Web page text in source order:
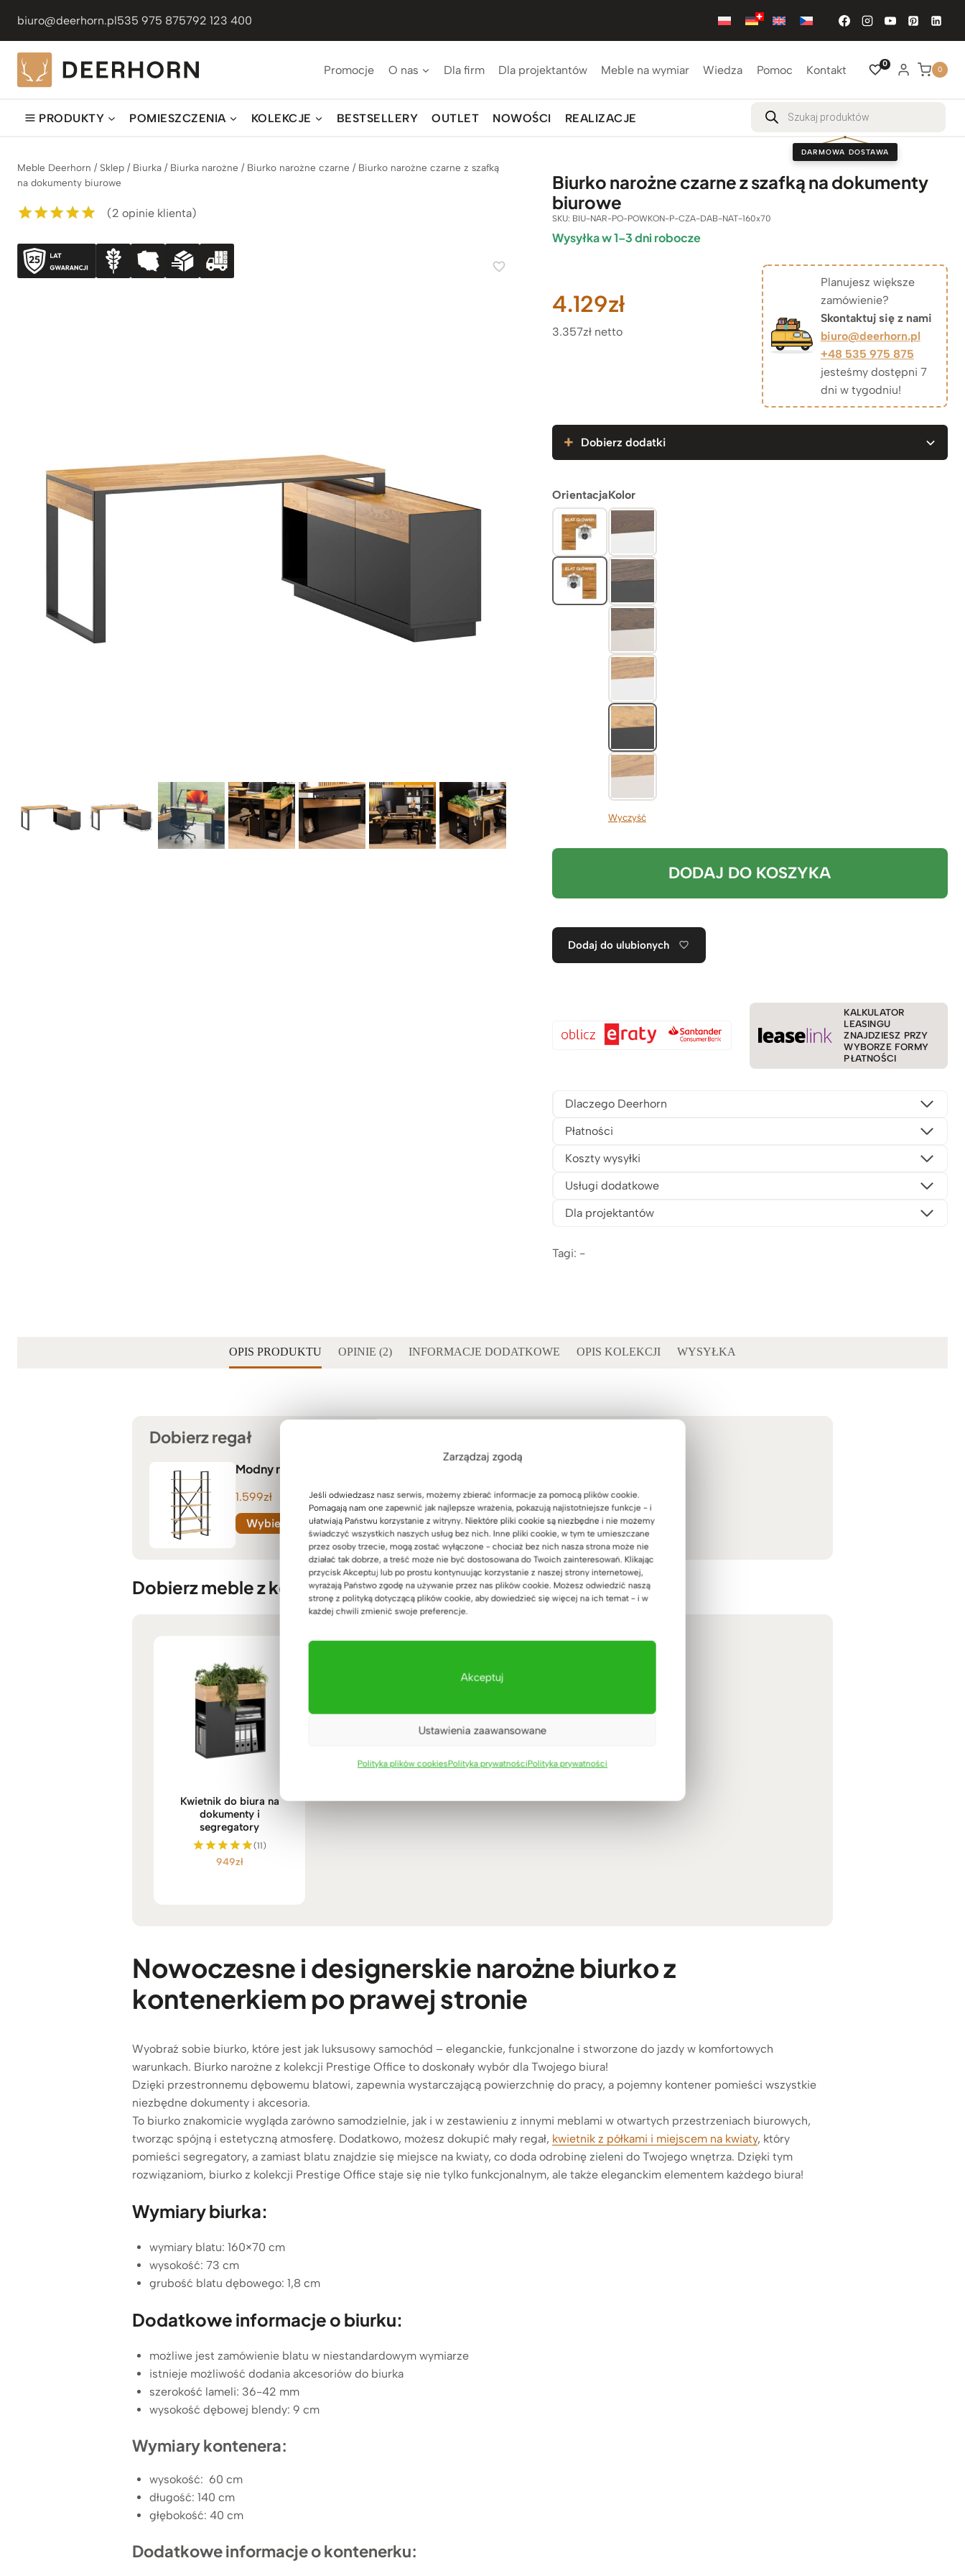
Zarządzaj zgodą
Jeśli odwiedzasz nasz serwis, możemy zbierać informacje za pomocą plików cookie.
Pomagają nam one zapewnić jak najlepsze wrażenia, pokazują najistotniejsze funkcje - i
ułatwiają Państwu korzystanie z witryny. Niektóre pliki cookie są niezbędne i nie możemy
świadczyć wszystkich naszych usług bez nich. Inne pliki cookie, w tym te umieszczane
przez osoby trzecie, mogą zostać wyłączone - chociaż bez nich nasza strona może nie
działać tak dobrze, a treść może nie być dostosowana do Twoich zainteresowań. Klikając
przycisk Akceptuj lub po prostu kontynuując korzystanie z naszej strony internetowej,
wyrażają Państwo zgodę na używanie przez nas plików cookie. Możesz odwiedzić naszą
stronę z polityką dotyczącą plików cookie, aby dowiedzieć się więcej na ich temat - i w
każdej chwili zmienić swoje preferencje.
Akceptuj
Ustawienia zaawansowane
Polityka plików cookiesPolityka prywatnościPolityka prywatności
treści
biuro@deerhorn.pl535 975 875792 123 400
Promocje O nas Dla firm Dla projektantów Meble na wymiar Wiedza Pomoc Kontakt 0
0
PRODUKTY POMIESZCZENIA KOLEKCJE BESTSELLERY OUTLET NOWOŚCI REALIZACJE
Wyszukiwarka
produktów
DARMOWA DOSTAWA
Meble Deerhorn / Sklep / Biurka / Biurka narożne / Biurko narożne czarne / Biurko narożne czarne z szafką
na dokumenty biurowe
5.00na 5 na
podstawie
ocen
(2 opinie klienta)
Biurko narożne czarne z szafką na dokumenty
biurowe
SKU: BIU-NAR-PO-POWKON-P-CZA-DAB-NAT-160x70
Wysyłka w 1–3 dni robocze
4.129zł
3.357zł netto
Planujesz większe
zamówienie?
Skontaktuj się z nami
biuro@deerhorn.pl
+48 535 975 875
jesteśmy dostępni 7
dni w tygodniu!
Dobierz dodatki
OrientacjaKolor
Wyczyść
DODAJ DO KOSZYKA
Dodaj do ulubionych
KALKULATOR
LEASINGU
ZNAJDZIESZ PRZY
WYBORZE FORMY
PŁATNOŚCI
Dlaczego Deerhorn
Płatności
Koszty wysyłki
Usługi dodatkowe
Dla projektantów
Tagi: -
OPIS PRODUKTU OPINIE (2) INFORMACJE DODATKOWE OPIS KOLEKCJI WYSYŁKA
Dobierz regał
Modny regał do biura lub gabinetu na 5 półek
1.599zł
Wybierz opcje
Dobierz meble z kolekcji
Kwietnik do biura na
dokumenty i
segregatory
Oceniono
(11)
949zł
Nowoczesne i designerskie narożne biurko z
kontenerkiem po prawej stronie
Wyobraź sobie biurko, które jest jak luksusowy samochód – eleganckie, funkcjonalne i stworzone do jazdy w komfortowych
warunkach. Biurko narożne z kolekcji Prestige Office to doskonały wybór dla Twojego biura!
Dzięki przestronnemu dębowemu blatowi, zapewnia wystarczającą powierzchnię do pracy, a pojemny kontener pomieści wszystkie
niezbędne dokumenty i akcesoria.
To biurko znakomicie wygląda zarówno samodzielnie, jak i w zestawieniu z innymi meblami w otwartych przestrzeniach biurowych,
tworząc spójną i estetyczną atmosferę. Dodatkowo, możesz dokupić mały regał, kwietnik z półkami i miejscem na kwiaty, który
pomieści segregatory, a zamiast blatu znajdzie się miejsce na kwiaty, co doda odrobinę zieleni do Twojego wnętrza. Dzięki tym
rozwiązaniom, biurko z kolekcji Prestige Office staje się nie tylko funkcjonalnym, ale także eleganckim elementem każdego biura!
Wymiary biurka:
wymiary blatu: 160×70 cm
wysokość: 73 cm
grubość blatu dębowego: 1,8 cm
Dodatkowe informacje o biurku:
możliwe jest zamówienie blatu w niestandardowym wymiarze
istnieje możliwość dodania akcesoriów do biurka
szerokość lameli: 36-42 mm
wysokość dębowej blendy: 9 cm
Wymiary kontenera:
wysokość: 60 cm
długość: 140 cm
głębokość: 40 cm
Dodatkowe informacje o kontenerku: